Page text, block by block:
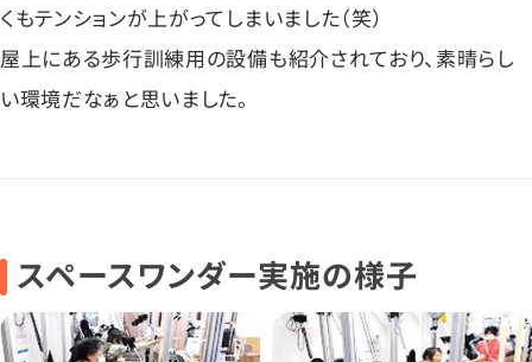
くもテンションが上がってしまいました（笑）
屋上にある歩行訓練用の設備も紹介されており、素晴らし
い環境だなぁと思いました。
スペースワンダー実施の様子